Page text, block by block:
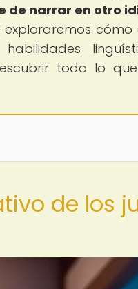
de narrar en otro
exploraremos
todo lo
de los